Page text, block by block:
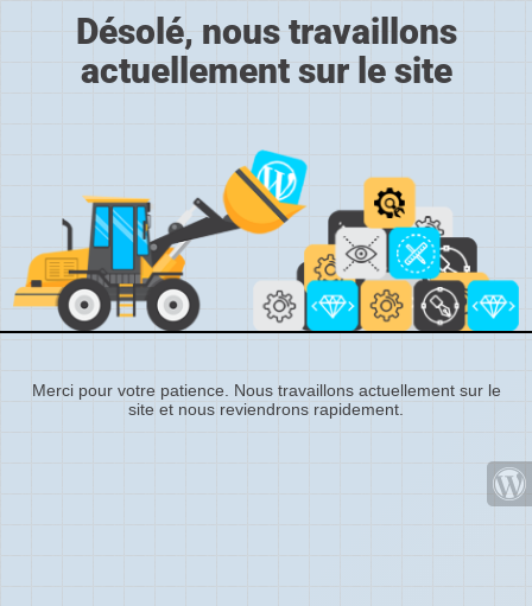
Désolé, nous travaillons
actuellement sur le site
Merci pour votre patience. Nous travaillons actuellement sur le
site et nous reviendrons rapidement.